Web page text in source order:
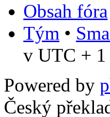
Obsah fóra
Tým •
v UTC + 1
Powered by
Český